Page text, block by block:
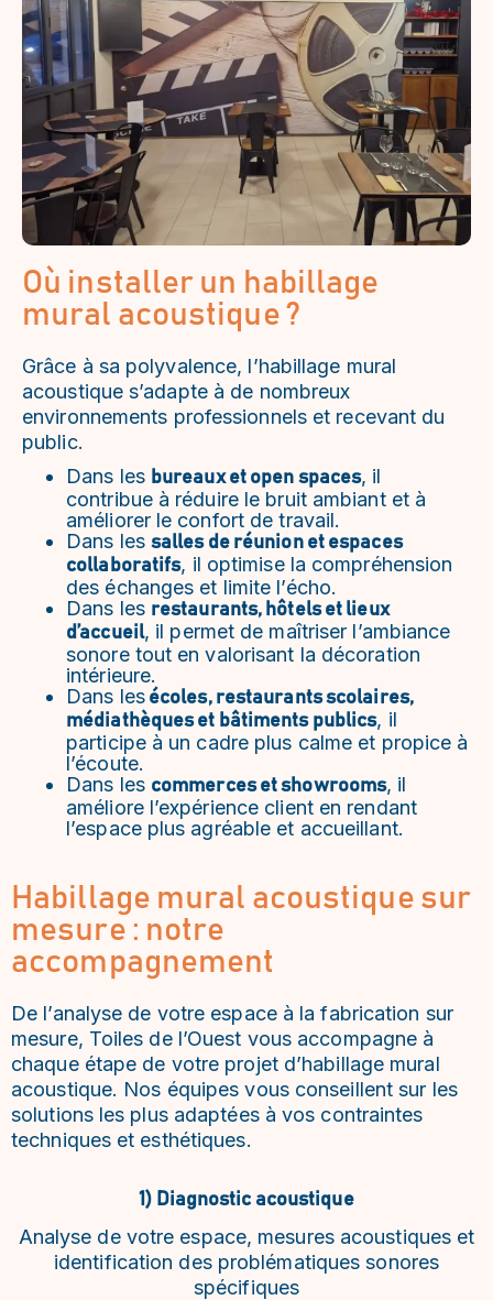
Où installer un habillage
mural acoustique ?
Grâce à sa polyvalence, l’habillage mural
acoustique s’adapte à de nombreux
environnements professionnels et recevant du
public.
Dans les bureaux et open spaces, il
contribue à réduire le bruit ambiant et à
améliorer le confort de travail.
Dans les salles de réunion et espaces
collaboratifs, il optimise la compréhension
des échanges et limite l’écho.
Dans les restaurants, hôtels et lieux
d’accueil, il permet de maîtriser l’ambiance
sonore tout en valorisant la décoration
intérieure.
Dans lesécoles, restaurants scolaires,
médiathèques et bâtiments publics, il
participe à un cadre plus calme et propice à
l’écoute.
Dans les commerces et showrooms, il
améliore l’expérience client en rendant
l’espace plus agréable et accueillant.
Habillage mural acoustique sur
mesure : notre
accompagnement
De l’analyse de votre espace à la fabrication sur
mesure, Toiles de l’Ouest vous accompagne à
chaque étape de votre projet d’habillage mural
acoustique. Nos équipes vous conseillent sur les
solutions les plus adaptées à vos contraintes
techniques et esthétiques.
1) Diagnostic acoustique
Analyse de votre espace, mesures acoustiques et
identification des problématiques sonores
spécifiques